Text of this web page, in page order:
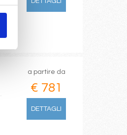
a partire da
€ 781
DETTAGLI